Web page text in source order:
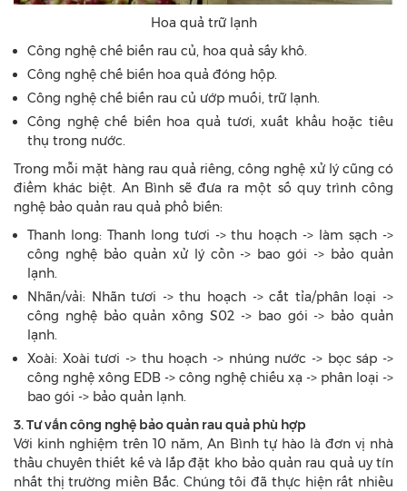
Hoa quả trữ lạnh
Công nghệ chế biến rau củ, hoa quả sấy khô.
Công nghệ chế biến hoa quả đóng hộp.
Công nghệ chế biến rau củ ướp muối, trữ lạnh.
Công nghệ chế biến hoa quả tươi, xuất khẩu hoặc tiêu
thụ trong nước.
Trong mỗi mặt hàng rau quả riêng, công nghệ xử lý cũng có
điểm khác biệt. An Bình sẽ đưa ra một số quy trình công
nghệ bảo quản rau quả phổ biến:
Thanh long: Thanh long tươi -> thu hoạch -> làm sạch ->
công nghệ bảo quản xử lý cồn -> bao gói -> bảo quản
lạnh.
Nhãn/vải: Nhãn tươi -> thu hoạch -> cắt tỉa/phân loại ->
công nghệ bảo quản xông S02 -> bao gói -> bảo quản
lạnh.
Xoài: Xoài tươi -> thu hoạch -> nhúng nước -> bọc sáp ->
công nghệ xông EDB -> công nghệ chiếu xạ -> phân loại ->
bao gói -> bảo quản lạnh.
3. Tư vấn công nghệ bảo quản rau quả phù hợp
Với kinh nghiệm trên 10 năm, An Bình tự hào là đơn vị nhà
thầu chuyên thiết kế và lắp đặt kho bảo quản rau quả uy tín
nhất thị trường miền Bắc. Chúng tôi đã thực hiện rất nhiều